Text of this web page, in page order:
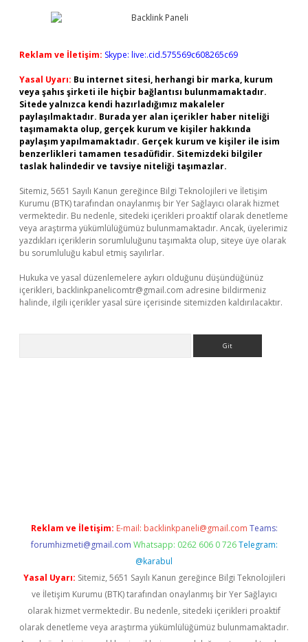
Reklam ve İletişim: Skype: live:.cid.575569c608265c69
Yasal Uyarı: Bu internet sitesi, herhangi bir marka, kurum
veya şahıs şirketi ile hiçbir bağlantısı bulunmamaktadır.
Sitede yalnızca kendi hazırladığımız makaleler
paylaşılmaktadır. Burada yer alan içerikler haber niteliği
taşımamakta olup, gerçek kurum ve kişiler hakkında
paylaşım yapılmamaktadır. Gerçek kurum ve kişiler ile isim
benzerlikleri tamamen tesadüfidir. Sitemizdeki bilgiler
taslak halindedir ve tavsiye niteliği taşımazlar.
Sitemiz, 5651 Sayılı Kanun gereğince Bilgi Teknolojileri ve İletişim
Kurumu (BTK) tarafından onaylanmış bir Yer Sağlayıcı olarak hizmet
vermektedir. Bu nedenle, sitedeki içerikleri proaktif olarak denetleme
veya araştırma yükümlülüğümüz bulunmamaktadır. Ancak, üyelerimiz
yazdıkları içeriklerin sorumluluğunu taşımakta olup, siteye üye olarak
bu sorumluluğu kabul etmiş sayılırlar.
Hukuka ve yasal düzenlemelere aykırı olduğunu düşündüğünüz
içerikleri, backlinkpanelicomtr@gmail.com adresine bildirmeniz
halinde, ilgili içerikler yasal süre içerisinde sitemizden kaldırılacaktır.
Reklam ve İletişim: E-mail: backlinkpaneli@gmail.com Teams:
forumhizmeti@gmail.com Whatsapp: 0262 606 0 726 Telegram:
@karabul
Yasal Uyarı: Sitemiz, 5651 Sayılı Kanun gereğince Bilgi Teknolojileri
ve İletişim Kurumu (BTK) tarafından onaylanmış bir Yer Sağlayıcı
olarak hizmet vermektedir. Bu nedenle, sitedeki içerikleri proaktif
olarak denetleme veya araştırma yükümlülüğümüz bulunmamaktadır.